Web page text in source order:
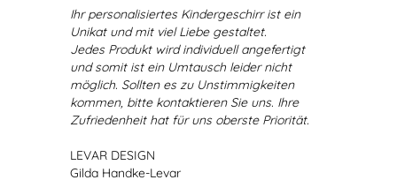
Ihr personalisiertes Kindergeschirr ist ein
Unikat und mit viel Liebe gestaltet.
Jedes Produkt wird individuell angefertigt
und somit ist ein Umtausch leider nicht
möglich. Sollten es zu Unstimmigkeiten
kommen, bitte kontaktieren Sie uns. Ihre
Zufriedenheit hat für uns oberste Priorität.
LEVAR DESIGN
Gilda Handke-Levar